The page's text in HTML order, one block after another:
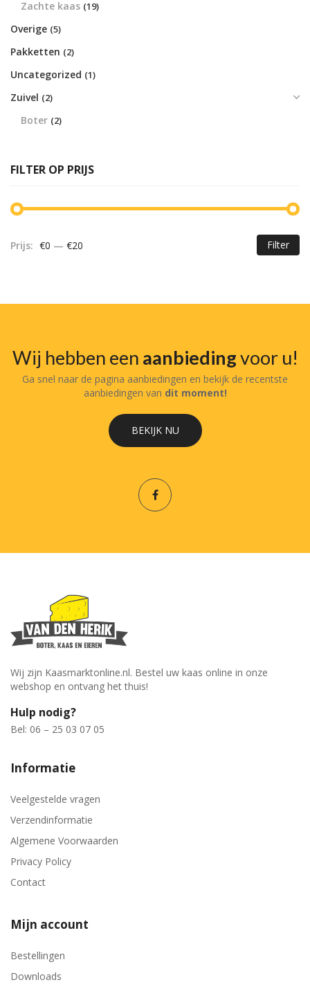
Zachte kaas (19)
Overige (5)
Pakketten (2)
Uncategorized (1)
Zuivel (2)
Boter (2)
FILTER OP PRIJS
Filter
Prijs: €0 — €20
Wij hebben een aanbiedingvoor u!
Ga snel naar de pagina aanbiedingen en bekijk de recentste
aanbiedingen van dit moment!
BEKIJK NU
Wij zijn Kaasmarktonline.nl. Bestel uw kaas online in onze
webshop en ontvang het thuis!
Hulp nodig?
Bel: 06 – 25 03 07 05
Informatie
Veelgestelde vragen
Verzendinformatie
Algemene Voorwaarden
Privacy Policy
Contact
Mijn account
Bestellingen
Downloads